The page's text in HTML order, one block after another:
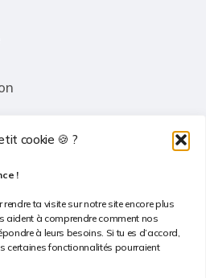
cookie 🍪 ?
!
ta visite sur notre site encore plus
aident à comprendre comment nos
à leurs besoins. Si tu es d’accord,
certaines fonctionnalités pourraient
Vente